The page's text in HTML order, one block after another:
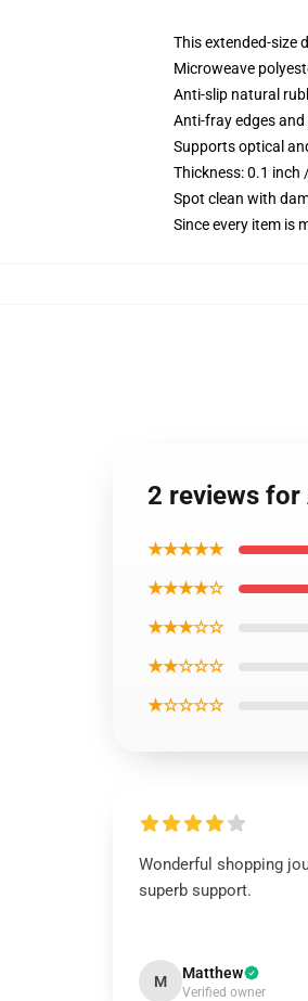
This extended-size
Microweave
Anti-slip natural
Anti-fray edges
Supports optical
Thickness: 0.1 inch
Spot clean with
Since every item is
2 reviews for
★★★★★
★★★★☆
★★★☆☆
★★☆☆☆
★☆☆☆☆
Wonderful shopping
superb support.
M Matthew
Verified owner